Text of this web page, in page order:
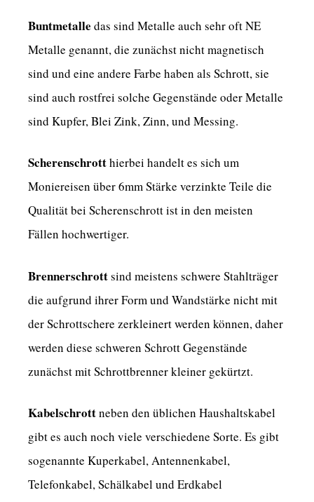
Buntmetalle das sind Metalle auch sehr oft NE
Metalle genannt, die zunächst nicht magnetisch
sind und eine andere Farbe haben als Schrott, sie
sind auch rostfrei solche Gegenstände oder Metalle
sind Kupfer, Blei Zink, Zinn, und Messing.
Scherenschrotthierbei handelt es sich um
Moniereisen über 6mm Stärke verzinkte Teile die
Qualität bei Scherenschrott ist in den meisten
Fällen hochwertiger.
Brennerschrottsind meistens schwere Stahlträger
die aufgrund ihrer Form und Wandstärke nicht mit
der Schrottschere zerkleinert werden können, daher
werden diese schweren Schrott Gegenstände
zunächst mit Schrottbrenner kleiner gekürtzt.
Kabelschrottneben den üblichen Haushaltskabel
gibt es auch noch viele verschiedene Sorte. Es gibt
sogenannte Kuperkabel, Antennenkabel,
Telefonkabel, Schälkabel und Erdkabel